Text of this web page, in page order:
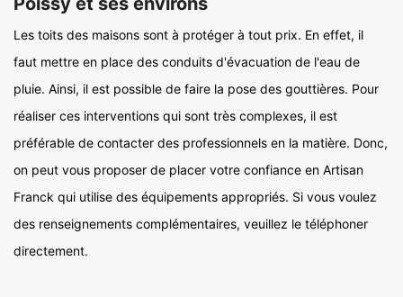
Les toits des maisons sont à protéger à tout prix. En effet, il
faut mettre en place des conduits d'évacuation de l'eau de
pluie. Ainsi, il est possible de faire la pose des gouttières. Pour
réaliser ces interventions qui sont très complexes, il est
préférable de contacter des professionnels en la matière. Donc,
on peut vous proposer de placer votre confiance en Artisan
Franck qui utilise des équipements appropriés. Si vous voulez
des renseignements complémentaires, veuillez le téléphoner
directement.